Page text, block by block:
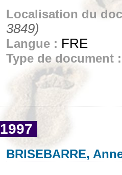
Localisation du
3849)
Langue : FRE
Type de document
1997
BRISEBARRE,